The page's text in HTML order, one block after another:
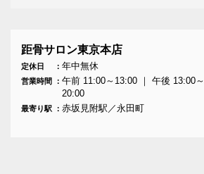
距骨サロン東京本店
定休日 年中無休
営業時間
午前 11:00～13:00 ｜ 午後 13:00～
20:00
最寄り駅 赤坂見附駅／永田町